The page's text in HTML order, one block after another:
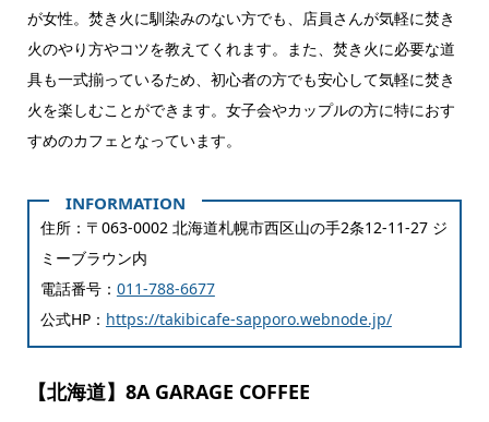
が女性。焚き火に馴染みのない方でも、店員さんが気軽に焚き
火のやり方やコツを教えてくれます。また、焚き火に必要な道
具も一式揃っているため、初心者の方でも安心して気軽に焚き
火を楽しむことができます。女子会やカップルの方に特におす
すめのカフェとなっています。
住所：〒063-0002 北海道札幌市西区山の手2条12-11-27 ジ
ミーブラウン内
電話番号： 011-788-6677
公式HP： https://takibicafe-sapporo.webnode.jp/
【北海道】8A GARAGE COFFEE